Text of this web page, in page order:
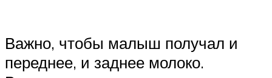
Важно, чтобы малыш получал и
переднее, и заднее молоко.